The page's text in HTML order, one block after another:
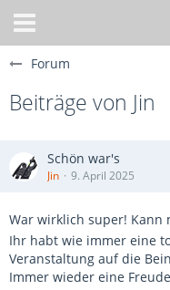
Forum
Beiträge von Jin
Schön war's
Jin 9. April 2025
War wirklich super! Kann
Ihr habt wie immer eine
Veranstaltung auf die
Immer wieder eine